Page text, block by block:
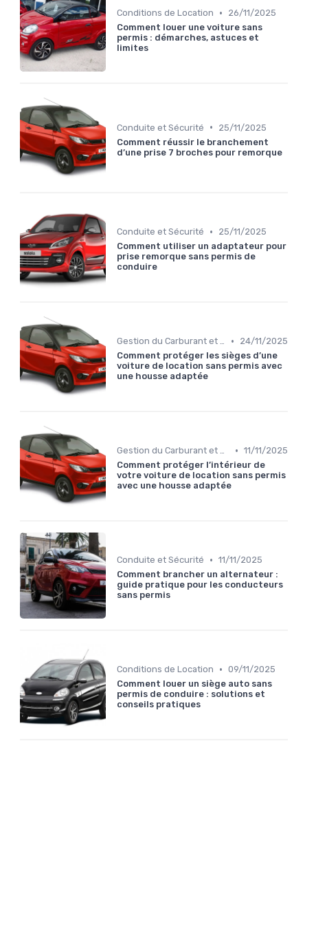
Conditions de Location •
26/11/2025
Comment louer une voiture sans
permis : démarches, astuces et
limites
Conduite et Sécurité •
25/11/2025
Comment réussir le branchement
d’une prise 7 broches pour remorque
Conduite et Sécurité •
25/11/2025
Comment utiliser un adaptateur pour
prise remorque sans permis de
conduire
Gestion du Carburant et Entretien •
24/11/2025
Comment protéger les sièges d’une
voiture de location sans permis avec
une housse adaptée
Gestion du Carburant et Entretien • 11/11/2025
Comment protéger l’intérieur de
votre voiture de location sans permis
avec une housse adaptée
Conduite et Sécurité • 11/11/2025
Comment brancher un alternateur :
guide pratique pour les conducteurs
sans permis
Conditions de Location • 09/11/2025
Comment louer un siège auto sans
permis de conduire : solutions et
conseils pratiques